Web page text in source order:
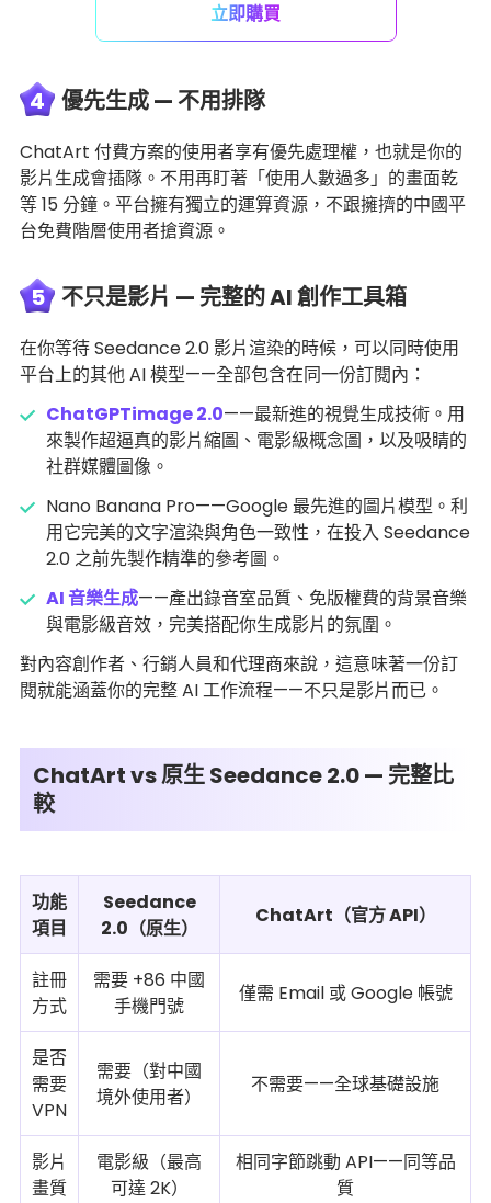
立即購買
4 優先生成 — 不用排隊
ChatArt 付費方案的使用者享有優先處理權，也就是你的
影片生成會插隊。不用再盯著「使用人數過多」的畫面乾
等 15 分鐘。平台擁有獨立的運算資源，不跟擁擠的中國平
台免費階層使用者搶資源。
5 不只是影片 — 完整的 AI 創作工具箱
在你等待 Seedance 2.0 影片渲染的時候，可以同時使用
平台上的其他 AI 模型——全部包含在同一份訂閱內：
ChatGPTimage 2.0——最新進的視覺生成技術。用
來製作超逼真的影片縮圖、電影級概念圖，以及吸睛的
社群媒體圖像。
Nano Banana Pro——Google 最先進的圖片模型。利
用它完美的文字渲染與角色一致性，在投入 Seedance
2.0 之前先製作精準的參考圖。
AI 音樂生成——產出錄音室品質、免版權費的背景音樂
與電影級音效，完美搭配你生成影片的氛圍。
對內容創作者、行銷人員和代理商來說，這意味著一份訂
閱就能涵蓋你的完整 AI 工作流程——不只是影片而已。
ChatArt vs 原生 Seedance 2.0 — 完整比
較
功能
項目
Seedance
2.0（原生）
ChatArt（官方 API）
註冊
方式
需要 +86 中國
手機門號
僅需 Email 或 Google 帳號
是否
需要
VPN
需要（對中國
境外使用者）
不需要——全球基礎設施
影片
畫質
電影級（最高
可達 2K）
相同字節跳動 API——同等品
質